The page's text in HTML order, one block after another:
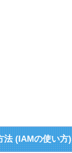
法 (IAMの使い方)